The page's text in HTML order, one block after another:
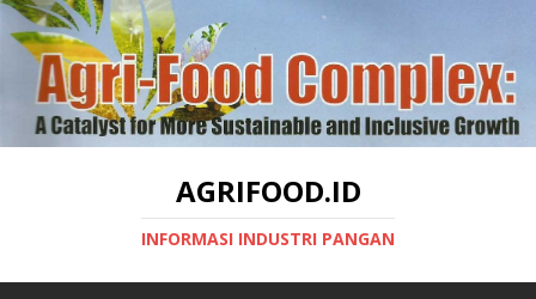
AGRIFOOD.ID
INFORMASI INDUSTRI PANGAN